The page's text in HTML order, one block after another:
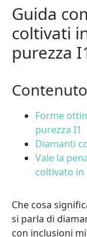
Guida
coltivati
purezza
Contenuto
Forme
purezza I1
Diamanti
Vale la
coltivato
Che cosa
si parla di
con inclusioni